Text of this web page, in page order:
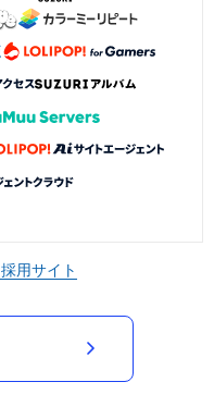
採用サイト